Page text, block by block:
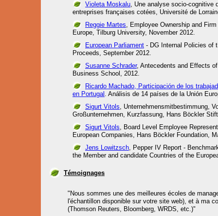
Violeta Moskalu, Une analyse socio-cognitive
entreprises françaises cotées, Université de
Reggie Martes, Employee Ownership and
Europe, Tilburg University, November 2012.
European Parliament - DG Internal Policies of
Proceeds, September 2012.
Susanne Schrader, Antecedents and Effects
Business School, 2012.
Ricardo Machado, Participación de los
en Portugal . Análisis de 14 países de la Unión
Sigurt Vitols, Unternehmensmitbestimmung,
Großunternehmen, Kurzfassung, Hans Böckler
Sigurt Vitols, Board Level Employee
European Companies, Hans Böckler Foundation,
Jens Lowitzsch, Pepper IV Report -
the Member and candidate Countries of the
Témoignages
"Nous sommes une des meilleures écoles de
l'échantillon disponible sur votre site web), et à ma
(Thomson Reuters, Bloomberg, WRDS, etc.)"